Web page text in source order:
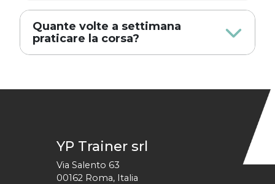
Quante volte a settimana
praticare la corsa?
YP Trainer srl
Via Salento 63
00162 Roma, Italia